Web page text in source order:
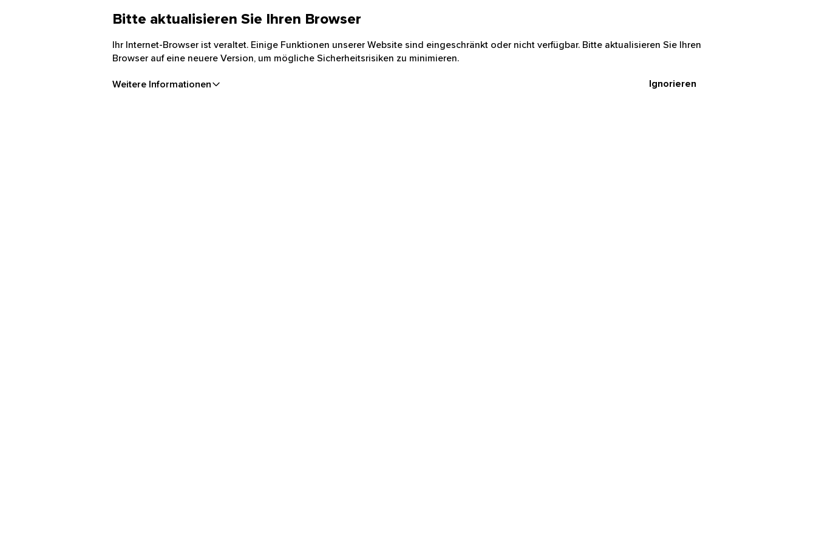
Bitte aktualisieren Sie Ihren Browser
Ihr Internet-Browser ist veraltet. Einige Funktionen unserer Website sind eingeschränkt oder nicht verfügbar. Bitte aktualisieren Sie Ihren
Browser auf eine neuere Version, um mögliche Sicherheitsrisiken zu minimieren.
Weitere Informationen Ignorieren